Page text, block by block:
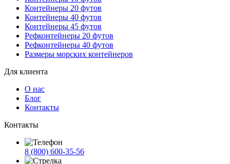
Контейнеры 20 футов
Контейнеры 40 футов
Контейнеры 45 футов
Рефконтейнеры 20 футов
Рефконтейнеры 40 футов
Размеры морских контейнеров
Для клиента
О нас
Блог
Контакты
Контакты
8 (800) 600-35-56